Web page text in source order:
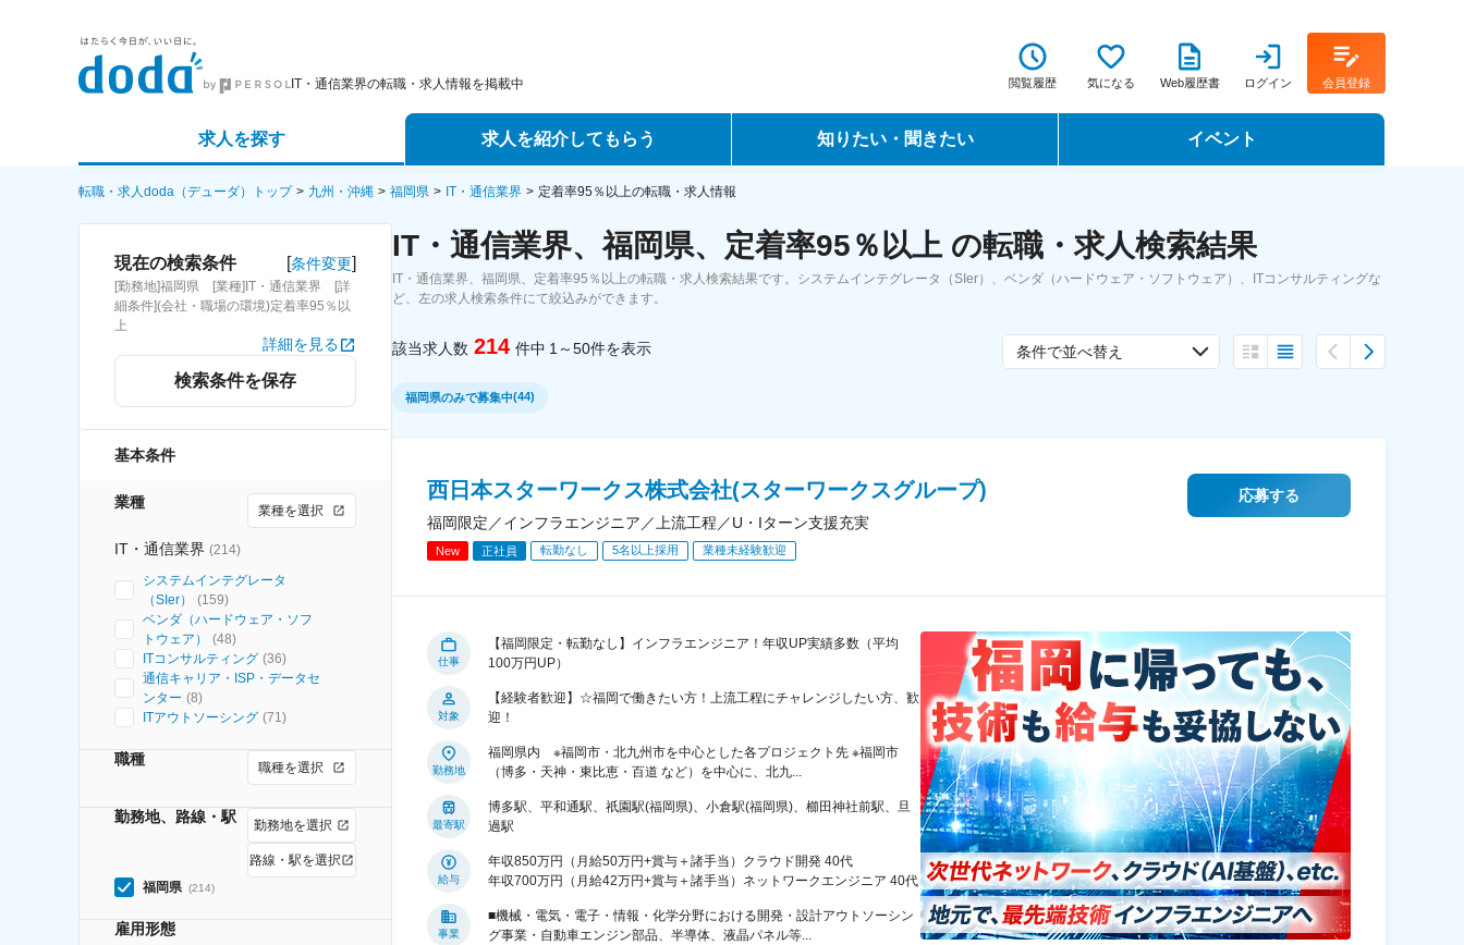
IT・通信業界の転職・求人情報を掲載中 閲覧履歴 気になる Web履歴書 ログイン 会員登録
求人を探す
詳細条件から探す
求人特集から探す
求人を紹介してもらう
エージェントサービス
スカウトサービス
パートナーエージェントサービス
知りたい・聞きたい
データで見る転職
イベント
転職フェア
転職・求人doda（デューダ）トップ 九州・沖縄 福岡県 IT・通信業界 定着率95％以上の転職・求人情報
現在の検索条件 [条件変更]
[勤務地]福岡県 [業種]IT・通信業界 [詳
細条件](会社・職場の環境)定着率95％以
上
詳細を見る
検索条件を保存
基本条件
業種 業種を選択
IT・通信業界 (214)
システムインテグレータ
（SIer）
(159)
ベンダ（ハードウェア・ソフ
トウェア）
(48)
ITコンサルティング (36)
通信キャリア・ISP・データセ
ンター (8)
ITアウトソーシング (71)
職種 職種を選択
勤務地、路線・駅 勤務地を選択
路線・駅を選択
福岡県 (214)
雇用形態
IT・通信業界、福岡県、定着率95％以上 の転職・求人検索結果
IT・通信業界、福岡県、定着率95％以上の転職・求人検索結果です。システムインテグレータ（SIer）、ベンダ（ハードウェア・ソフトウェア）、ITコンサルティングな
ど、左の求人検索条件にて絞込みができます。
該当求人数 214 件中 1～50件を表示 条件で並べ替え
福岡県のみで募集中(44)
西日本スターワークス株式会社(スターワークスグループ)
福岡限定／インフラエンジニア／上流工程／U・Iターン支援充実
New 正社員 転勤なし 5名以上採用 業種未経験歓迎
応募する
仕事
【福岡限定・転勤なし】インフラエンジニア！年収UP実績多数（平均
100万円UP）
対象
【経験者歓迎】☆福岡で働きたい方！上流工程にチャレンジしたい方、歓
迎！
勤務地
福岡県内 ※福岡市・北九州市を中心とした各プロジェクト先 ※福岡市
（博多・天神・東比恵・百道 など）を中心に、北九...
最寄駅
博多駅、平和通駅、祇園駅(福岡県)、小倉駅(福岡県)、櫛田神社前駅、旦
過駅
給与
年収850万円（月給50万円+賞与＋諸手当）クラウド開発 40代
年収700万円（月給42万円+賞与＋諸手当）ネットワークエンジニア 40代
事業
■機械・電気・電子・情報・化学分野における開発・設計アウトソーシン
グ事業・自動車エンジン部品、半導体、液晶パネル等...